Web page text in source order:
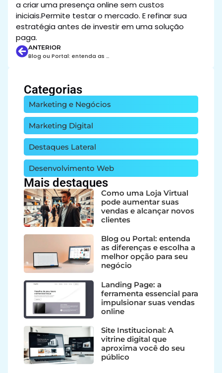
a criar uma presença online sem custos
iniciais.Permite testar o mercado. E refinar sua
estratégia antes de investir em uma solução
paga.
ANTERIOR
Blog ou Portal: entenda as diferenças e escolha a melhor opção para seu negócio
Categorias
Marketing e Negócios
Marketing Digital
Destaques Lateral
Desenvolvimento Web
Mais destaques
Como uma Loja Virtual
pode aumentar suas
vendas e alcançar novos
clientes
Blog ou Portal: entenda
as diferenças e escolha a
melhor opção para seu
negócio
Landing Page: a
ferramenta essencial para
impulsionar suas vendas
online
Site Institucional: A
vitrine digital que
aproxima você do seu
público